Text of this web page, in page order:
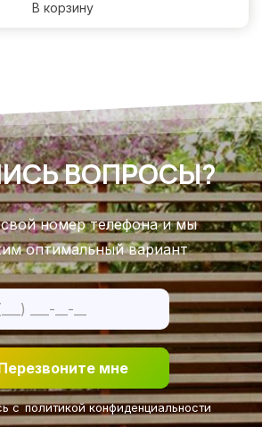
В корзину
ВОПРОСЫ?
номер телефона и мы
оптимальный вариант
мне
сполитикой конфиденциальности